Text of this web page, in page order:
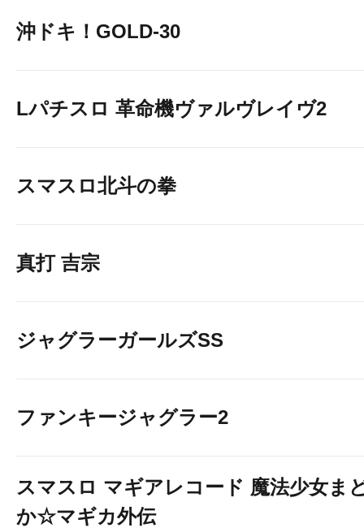
沖ドキ！GOLD-30
Lパチスロ 革命機ヴァルヴレイヴ2
スマスロ北斗の拳
真打 吉宗
ジャグラーガールズSS
ファンキージャグラー2
スマスロ マギアレコード 魔法少女ま
か☆マギカ外伝